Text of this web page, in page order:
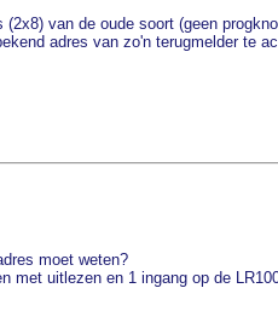
(2x8) van de oude soort (geen
adres van zo'n terugmelder te
moet weten?
met uitlezen en 1 ingang op de